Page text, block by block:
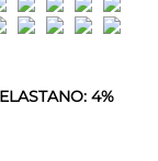
4%